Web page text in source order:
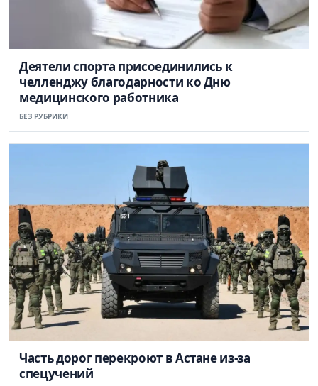
Деятели спорта присоединились к
челленджу благодарности ко Дню
медицинского работника
БЕЗ РУБРИКИ
Часть дорог перекроют в Астане из-за
спецучений